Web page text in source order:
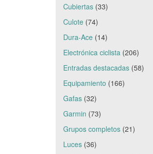
Cubiertas(33)
Culote(74)
Dura-Ace(14)
Electrónica ciclista(206)
Entradas destacadas(58)
Equipamiento (166)
Gafas(32)
Garmin (73)
Grupos completos(21)
Luces(36)